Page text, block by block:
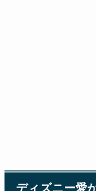
ディズニー愛